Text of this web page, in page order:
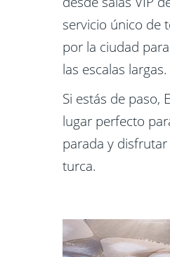
servicio único de
por la ciudad
las escalas largas.
Si estás de paso,
lugar perfecto
parada y
turca.